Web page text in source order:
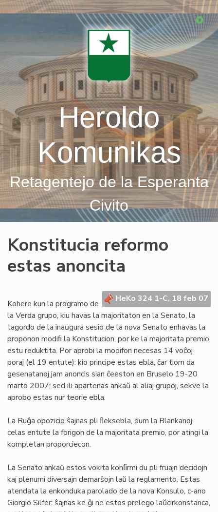
Skip
Heroldo
Komunikas
Retagentejo de la Esperanta
Civito
Konstitucia reformo
estas anoncita
HeKo 324 1-C, 18 feb 07
Kohere kun la programo de
la Verda grupo, kiu havas la majoritaton en la Senato, la
tagordo de la inaŭgura sesio de la nova Senato enhavas la
proponon modiﬁ la Konstitucion, por ke la majoritata premio
estu reduktita. Por aprobi la modifon necesas 14 voĉoj
poraj (el 19 entute): kio principe estas ebla, ĉar tiom da
gesenatanoj jam anoncis sian ĉeeston en Bruselo 19-20
marto 2007; sed ili apartenas ankaŭ al aliaj grupoj, sekve la
aprobo estas nur teorie ebla.
La Ruĝa opozicio ŝajnas pli ﬂeksebla, dum la Blankanoj
celas entute la forigon de la majoritata premio, por atingi la
kompletan proporciecon.
La Senato ankaŭ estos vokita konﬁrmi du pli fruajn decidojn
kaj plenumi diversajn demarŝojn laŭ la reglamento. Estas
atendata la enkonduka parolado de la nova Konsulo, c-ano
Giorgio Silfer: ŝajnas ke ĝi ne estos prelego laŭcirkonstanca,